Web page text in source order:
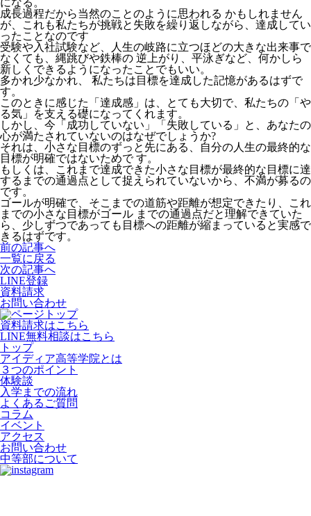
になる。
成長過程だから当然のことのように思われる かもしれません
が、これも私たちが挑戦と失敗を繰り返しながら、達成してい
ったことなのです
受験や入社試験など、人生の岐路に立つほどの大きな出来事で
なくても、縄跳びや鉄棒の 逆上がり、平泳ぎなど、何かしら
新しくできるようになったことでもいい。
多かれ少なかれ、 私たちは目標を達成した記憶があるはずで
す。
このときに感じた「達成感」は、とても大切で、私たちの「や
る気」を支える礎になってくれます。
しかし、今「成功していない」「失敗している」と、あなたの
心が満たされていないのはなぜでしょうか?
それは、小さな目標のずっと先にある、自分の人生の最終的な
目標が明確ではないためで す。
もしくは、これまで達成できた小さな目標が最終的な目標に達
するまでの通過点として捉えられていないから、不満が募るの
です。
ゴールが明確で、そこまでの道筋や距離が想定できたり、これ
までの小さな目標がゴール までの通過点だと理解できていた
ら、少しずつであっても目標への距離が縮まっていると実感で
きるはずです。
前の記事へ
一覧に戻る
次の記事へ
LINE登録
資料請求
お問い合わせ
資料請求はこちら
LINE無料相談はこちら
トップ
アイディア高等学院とは
３つのポイント
体験談
入学までの流れ
よくあるご質問
コラム
イベント
アクセス
お問い合わせ
中等部について